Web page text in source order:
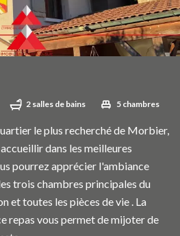
2 salles de bains 5 chambres
le plus recherché de Morbier,
dans les meilleures
pourrez apprécier l'ambiance
trois chambres principales du
et toutes les pièces de vie . La
repas vous permet de mijoter de